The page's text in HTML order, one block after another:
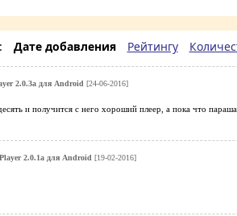
Дате добавления Рейтингу
2.0.3a для Android [24-06-2016]
и получится с него хороший плеер, а пока что
2.0.1a для Android [19-02-2016]